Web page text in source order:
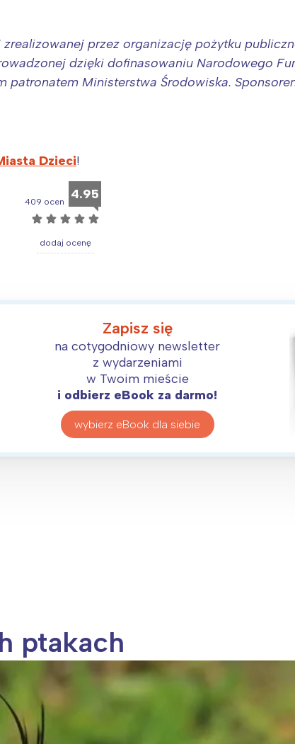
przez organizację pożytku
dzięki dofinasowaniu Narodowego
Ministerstwa Środowiska.
Dzieci!
409 ocen 4.95
☆ ☆ ☆ ☆ ☆
dodaj ocenę
Zapisz się
na cotygodniowy newsletter
z wydarzeniami
w Twoim mieście
i odbierz eBook za darmo!
wybierz eBook dla siebie
ptakach
wydarzenia z tego regionu:
Wszystkie
Wybieram